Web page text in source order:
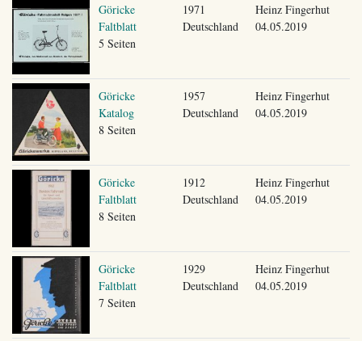
Göricke
Faltblatt
5 Seiten
1971
Deutschland
Heinz Fingerhut
04.05.2019
Göricke
Katalog
8 Seiten
1957
Deutschland
Heinz Fingerhut
04.05.2019
Göricke
Faltblatt
8 Seiten
1912
Deutschland
Heinz Fingerhut
04.05.2019
Göricke
Faltblatt
7 Seiten
1929
Deutschland
Heinz Fingerhut
04.05.2019